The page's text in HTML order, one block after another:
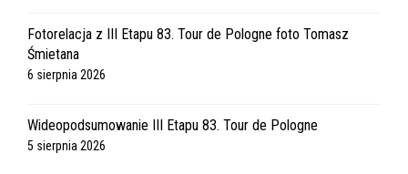
Fotorelacja z III Etapu 83. Tour de Pologne foto Tomasz
Śmietana
6 sierpnia 2026
Wideopodsumowanie III Etapu 83. Tour de Pologne
5 sierpnia 2026